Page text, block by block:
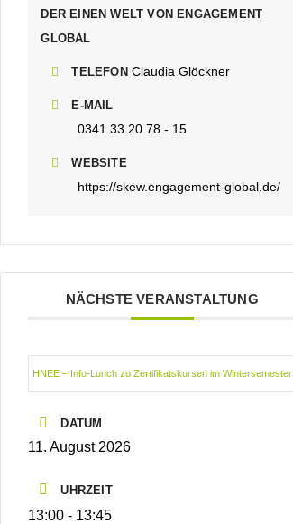
DER EINEN WELT VON ENGAGEMENT
GLOBAL
TELEFON Claudia Glöckner
E-MAIL
0341 33 20 78 - 15
WEBSITE
https://skew.engagement-global.de/
NÄCHSTE VERANSTALTUNG
HNEE – Info-Lunch zu Zertifikatskursen im Wintersemester
DATUM
11. August 2026
UHRZEIT
13:00 - 13:45